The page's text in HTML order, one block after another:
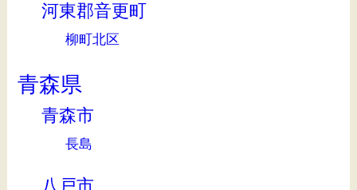
河東郡音更町
柳町北区
青森県
青森市
長島
八戸市